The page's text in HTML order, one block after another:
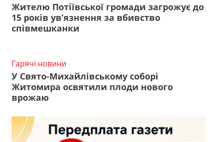
Жителю Потіївської громади загрожує до
15 років ув’язнення за вбивство
співмешканки
Гарячі новини
У Свято-Михайлівському соборі
Житомира освятили плоди нового
врожаю